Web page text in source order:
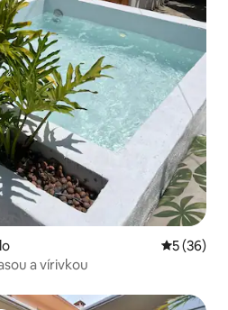
5 (36)
a vírivkou